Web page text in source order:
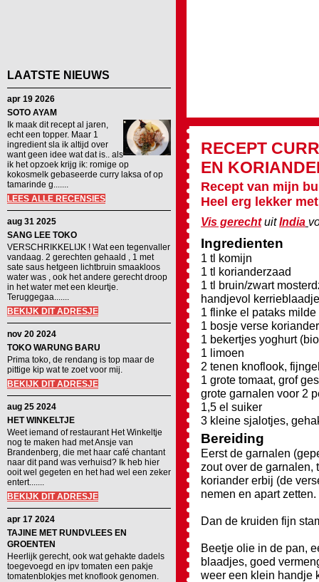
LAATSTE NIEUWS
apr 19 2026
SOTO AYAM
Ik maak dit recept al jaren,
echt een topper. Maar 1
ingredient sla ik altijd over
want geen idee wat dat is.. als
ik het opzoek krijg ik: romige op
kokosmelk gebaseerde curry laksa of op
tamarinde g.......
LEES ALLE RECENSIES
aug 31 2025
SANG LEE TOKO
VERSCHRIKKELIJK ! Wat een tegenvaller
vandaag. 2 gerechten gehaald , 1 met
sate saus hetgeen lichtbruin smaakloos
water was , ook het andere gerecht droop
in het water met een kleurtje.
Teruggegaa.......
BEKIJK DIT ADRESJE
nov 20 2024
TOKO WARUNG BARU
Prima toko, de rendang is top maar de
pittige kip wat te zoet voor mij.
BEKIJK DIT ADRESJE
aug 25 2024
HET WINKELTJE
Weet iemand of restaurant Het Winkeltje
nog te maken had met Ansje van
Brandenberg, die met haar café chantant
naar dit pand was verhuisd? Ik heb hier
ooit wel gegeten en het had wel een zeker
entert.......
BEKIJK DIT ADRESJE
apr 17 2024
TAJINE MET RUNDVLEES EN
GROENTEN
Heerlijk gerecht, ook wat gehakte dadels
toegevoegd en ipv tomaten een pakje
tomatenblokjes met knoflook genomen.
RECEPT
EN
Recept van mijn
Heel erg lekker
Vis gerechtuitIndia
Ingredienten
1 tl komijn
1 tl korianderzaad
1 tl bruin/zwart
handjevol
1 flinke el pataks milde
1 bosje verse koriander
1 bekertjes yoghurt
1 limoen
2 tenen knoflook,
1 grote tomaat, grof
grote garnalen voor 2
1,5 el suiker
3 kleine sjalotjes,
Bereiding
Eerst de garnalen
zout over de garnalen,
koriander erbij (de
nemen en apart zetten.
Dan de kruiden fijn
Beetje olie in de pan,
blaadjes, goed
weer een klein handje